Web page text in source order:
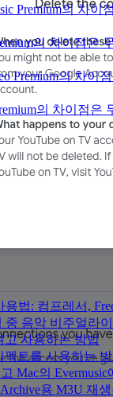
Premium의 차이
의 차이점은
Premium의 차이
의 차이점은
용법: 컴프레서,
중 음악 비주얼라
고 사용하는 방법
펙트를 사용하는
Mac의
용 M3U 재